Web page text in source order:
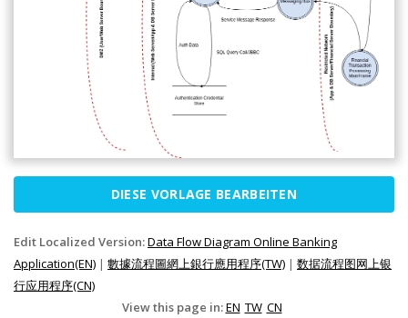
DIESE VORLAGE BEARBEITEN
Edit Localized Version:Data Flow Diagram Online Banking
Application(EN) | 數據流程圖網上銀行應用程序(TW) | 数据流程图网上银
行应用程序(CN)
View this page in:EN TW CN